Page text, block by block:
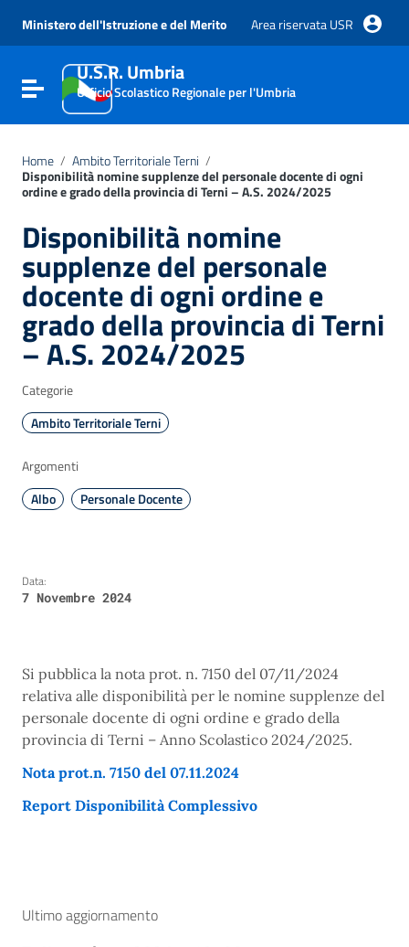
Vai al menu di navigazione
Vai al footer
Ministero dell'Istruzione e del Merito Area riservata USR
Attiva / disattiva la navigazione
U.S.R. Umbria
Ufficio Scolastico Regionale per l'Umbria
Home / Ambito Territoriale Terni /
Disponibilità nomine supplenze del personale docente di ogni
ordine e grado della provincia di Terni – A.S. 2024/2025
Disponibilità nomine
supplenze del personale
docente di ogni ordine e
grado della provincia di Terni
– A.S. 2024/2025
Categorie
Ambito Territoriale Terni
Argomenti
Albo
Personale Docente
Data:
7 Novembre 2024
Si pubblica la nota prot. n. 7150 del 07/11/2024
relativa alle disponibilità per le nomine supplenze del
personale docente di ogni ordine e grado della
provincia di Terni – Anno Scolastico 2024/2025.
Nota prot.n. 7150 del 07.11.2024
Report Disponibilità Complessivo
Ultimo aggiornamento